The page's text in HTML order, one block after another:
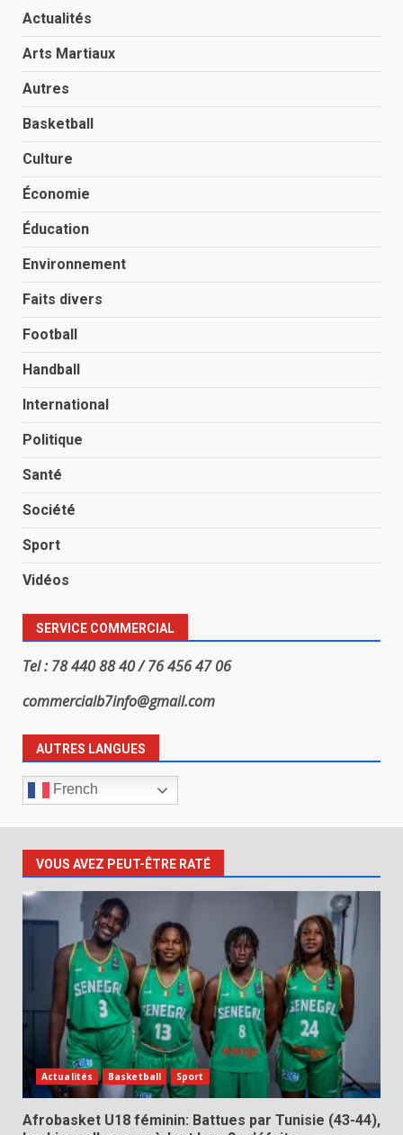
Actualités
Arts Martiaux
Autres
Basketball
Culture
Économie
Éducation
Environnement
Faits divers
Football
Handball
International
Politique
Santé
Société
Sport
Vidéos
SERVICE COMMERCIAL
Tel : 78 440 88 40 / 76 456 47 06
commercialb7info@gmail.com
AUTRES LANGUES
French
VOUS AVEZ PEUT-ÊTRE RATÉ
Actualités Basketball Sport
Afrobasket U18 féminin: Battues par Tunisie (43-44),